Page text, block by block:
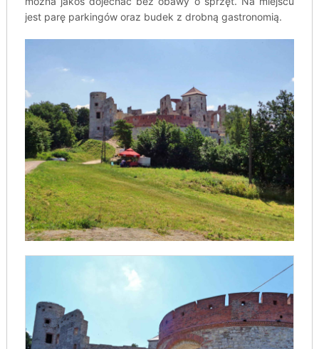
jest parę parkingów oraz budek z drobną gastronomią.